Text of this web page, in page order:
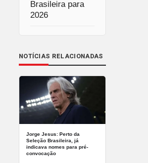
Brasileira para
2026
NOTÍCIAS RELACIONADAS
Jorge Jesus: Perto da
Seleção Brasileira, já
indicava nomes para pré-
convocação